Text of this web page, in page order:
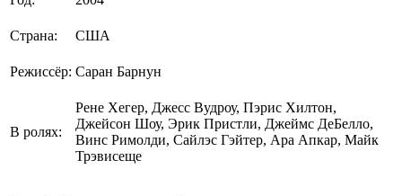
Страна: США
Режиссёр: Саран Барнун
В ролях:
Рене Хегер, Джесс Вудроу, Пэрис Хилтон,
Джейсон Шоу, Эрик Пристли, Джеймс ДеБелло,
Винс Римолди, Сайлэс Гэйтер, Ара Апкар, Майк
Трэвисеще